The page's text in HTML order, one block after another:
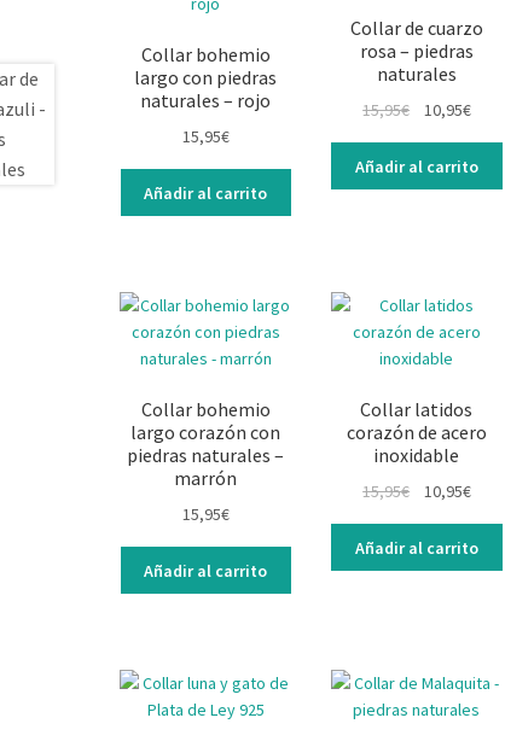
Collar bohemio
largo con piedras
naturales – rojo
15,95€
Añadir al carrito
Collar de cuarzo
rosa – piedras
naturales
15,95€
original
era:
10,95€El
actual
es:
Añadir al carrito
Collar bohemio
largo corazón con
piedras naturales –
marrón
15,95€
Añadir al carrito
Collar latidos
corazón de acero
inoxidable
15,95€
original
era:
10,95€El
actual
es:
Añadir al carrito